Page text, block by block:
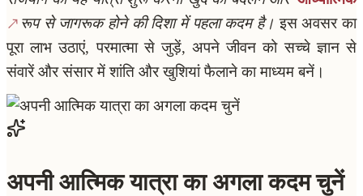
रूप से जागरूक होने की दिशा में पहला कदम है। इस अवसर का
पूरा लाभ उठाएं, परमात्मा से जुड़ें, अपने जीवन को सच्चे ज्ञान से
संवारें और संसार में शांति और खुशियां फैलाने का माध्यम बनें।
अपनी आत्मिक यात्रा का अगला कदम चुनें